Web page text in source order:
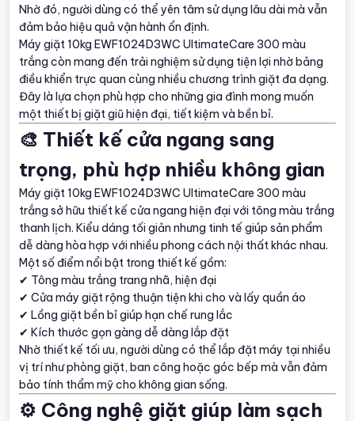
Nhờ đó, người dùng có thể yên tâm sử dụng lâu dài mà vẫn
đảm bảo hiệu quả vận hành ổn định.
Máy giặt 10kg EWF1024D3WC UltimateCare 300 màu
trắng còn mang đến trải nghiệm sử dụng tiện lợi nhờ bảng
điều khiển trực quan cùng nhiều chương trình giặt đa dạng.
Đây là lựa chọn phù hợp cho những gia đình mong muốn
một thiết bị giặt giũ hiện đại, tiết kiệm và bền bỉ.
🎨 Thiết kế cửa ngang sang
trọng, phù hợp nhiều không gian
Máy giặt 10kg EWF1024D3WC UltimateCare 300 màu
trắng sở hữu thiết kế cửa ngang hiện đại với tông màu trắng
thanh lịch. Kiểu dáng tối giản nhưng tinh tế giúp sản phẩm
dễ dàng hòa hợp với nhiều phong cách nội thất khác nhau.
Một số điểm nổi bật trong thiết kế gồm:
✔ Tông màu trắng trang nhã, hiện đại
✔ Cửa máy giặt rộng thuận tiện khi cho và lấy quần áo
✔ Lồng giặt bền bỉ giúp hạn chế rung lắc
✔ Kích thước gọn gàng dễ dàng lắp đặt
Nhờ thiết kế tối ưu, người dùng có thể lắp đặt máy tại nhiều
vị trí như phòng giặt, ban công hoặc góc bếp mà vẫn đảm
bảo tính thẩm mỹ cho không gian sống.
⚙️ Công nghệ giặt giúp làm sạch